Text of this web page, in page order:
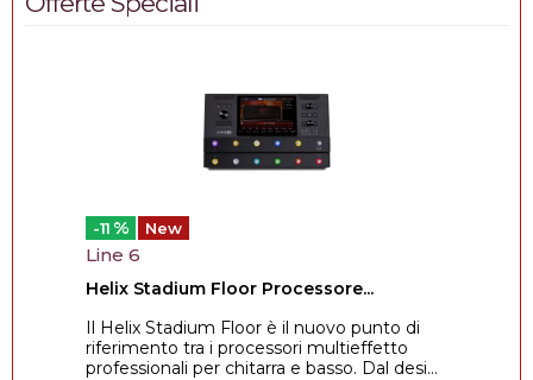
-11 % New
Line 6
Helix Stadium Floor Processore...
Il Helix Stadium Floor è il nuovo punto di
riferimento tra i processori multieffetto
professionali per chitarra e basso. Dal desi...